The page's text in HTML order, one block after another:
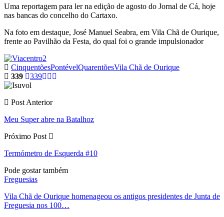
Uma reportagem para ler na edição de agosto do Jornal de Cá, hoje
nas bancas do concelho do Cartaxo.
Na foto em destaque, José Manuel Seabra, em Vila Chã de Ourique,
frente ao Pavilhão da Festa, do qual foi o grande impulsionador
CinquentõesPontévelQuarentõesVila Chã de Ourique
339
339
Post Anterior
Meu Super abre na Batalhoz
Próximo Post
Termómetro de Esquerda #10
Pode gostar também
Freguesias
Vila Chã de Ourique homenageou os antigos presidentes de Junta de
Freguesia nos 100…